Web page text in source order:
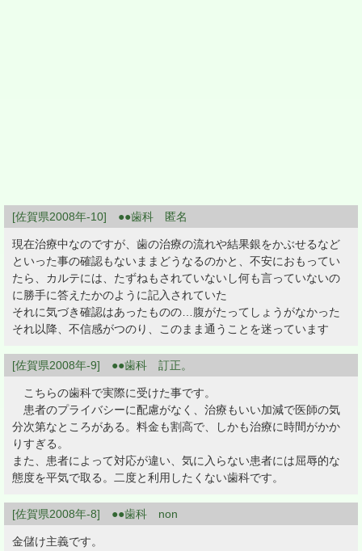
[佐賀県2008年-10] ●●歯科 匿名
現在治療中なのですが、歯の治療の流れや結果銀をかぶせるなど
といった事の確認もないままどうなるのかと、不安におもってい
たら、カルテには、たずねもされていないし何も言っていないの
に勝手に答えたかのように記入されていた
それに気づき確認はあったものの…腹がたってしょうがなかった
それ以降、不信感がつのり、このまま通うことを迷っています
[佐賀県2008年-9] ●●歯科 訂正。
こちらの歯科で実際に受けた事です。
患者のプライバシーに配慮がなく、治療もいい加減で医師の気
分次第なところがある。料金も割高で、しかも治療に時間がかか
りすぎる。
また、患者によって対応が違い、気に入らない患者には屈辱的な
態度を平気で取る。二度と利用したくない歯科です。
[佐賀県2008年-8] ●●歯科 non
金儲け主義です。